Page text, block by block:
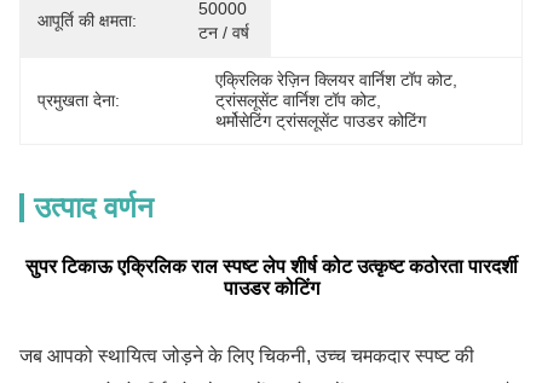
आपूर्ति की क्षमता:
50000
टन / वर्ष
प्रमुखता देना:
एक्रिलिक रेज़िन क्लियर वार्निश टॉप कोट
ट्रांसलूसेंट वार्निश टॉप कोट
थर्मोसेटिंग ट्रांसलूसेंट पाउडर कोटिंग
उत्पाद वर्णन
सुपर टिकाऊ एक्रिलिक राल स्पष्ट लेप शीर्ष कोट उत्कृष्ट कठोरता पारदर्शी
पाउडर कोटिंग
जब आपको स्थायित्व जोड़ने के लिए चिकनी, उच्च चमकदार स्पष्ट की